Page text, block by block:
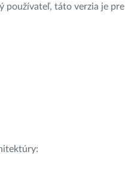
používateľ, táto verzia je pre